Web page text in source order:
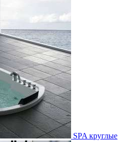
SPA круглые